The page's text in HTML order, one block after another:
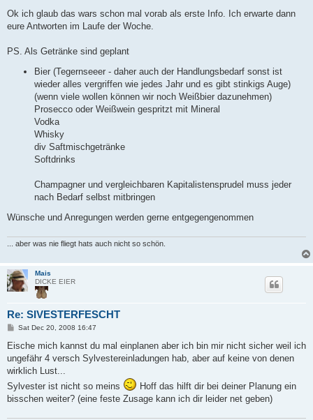
Ok ich glaub das wars schon mal vorab als erste Info. Ich erwarte dann
eure Antworten im Laufe der Woche.
PS. Als Getränke sind geplant
Bier (Tegernseeer - daher auch der Handlungsbedarf sonst ist
wieder alles vergriffen wie jedes Jahr und es gibt stinkigs Auge)
(wenn viele wollen können wir noch Weißbier dazunehmen)
Prosecco oder Weißwein gespritzt mit Mineral
Vodka
Whisky
div Saftmischgetränke
Softdrinks
Champagner und vergleichbaren Kapitalistensprudel muss jeder
nach Bedarf selbst mitbringen
Wünsche und Anregungen werden gerne entgegengenommen
... aber was nie fliegt hats auch nicht so schön.
Mais
DICKE EIER
Re: SIVESTERFESCHT
P
s
Sat Dec 20, 2008 16:47
Eische mich kannst du mal einplanen aber ich bin mir nicht sicher weil ich
ungefähr 4 versch Sylvestereinladungen hab, aber auf keine von denen
wirklich Lust...
Sylvester ist nicht so meins
Hoff das hilft dir bei deiner Planung ein
bisschen weiter? (eine feste Zusage kann ich dir leider net geben)